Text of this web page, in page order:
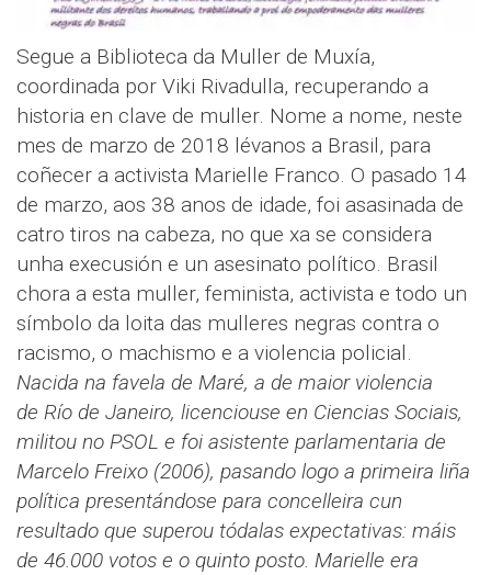
Segue a Biblioteca da Muller de Muxía,
coordinada por Viki Rivadulla, recuperando a
historia en clave de muller. Nome a nome, neste
mes de marzo de 2018 lévanos a Brasil, para
coñecer a activista Marielle Franco. O pasado 14
de marzo, aos 38 anos de idade, foi asasinada de
catro tiros na cabeza, no que xa se considera
unha execusión e un asesinato político. Brasil
chora a esta muller, feminista, activista e todo un
símbolo da loita das mulleres negras contra o
racismo, o machismo e a violencia policial.
Nacida na favela de Maré, a de maior violencia
de Río de Janeiro, licenciouse en Ciencias Sociais,
militou no PSOL e foi asistente parlamentaria de
Marcelo Freixo (2006), pasando logo a primeira liña
política presentándose para concelleira cun
resultado que superou tódalas expectativas: máis
de 46.000 votos e o quinto posto. Marielle era